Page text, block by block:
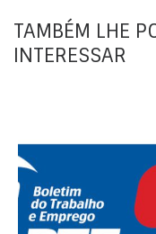
TAMBÉM LHE
INTERESSAR